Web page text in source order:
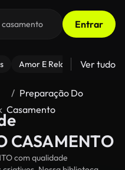
Entrar
Amor E Relacionamentos
Ver tudo
Preparação Do
Casamento
CASAMENTO
com qualidade